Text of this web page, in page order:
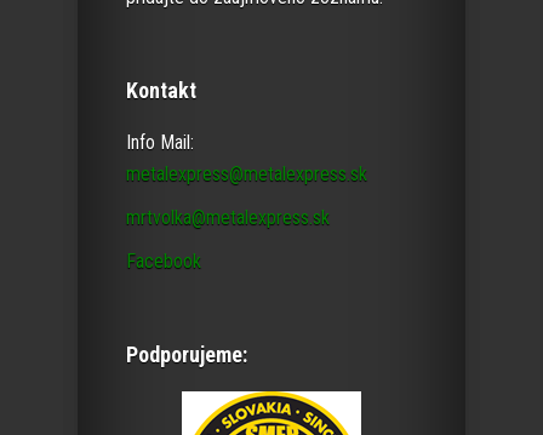
Kontakt
Info Mail:
metalexpress@metalexpress.sk
mrtvolka@metalexpress.sk
Facebook
Podporujeme: